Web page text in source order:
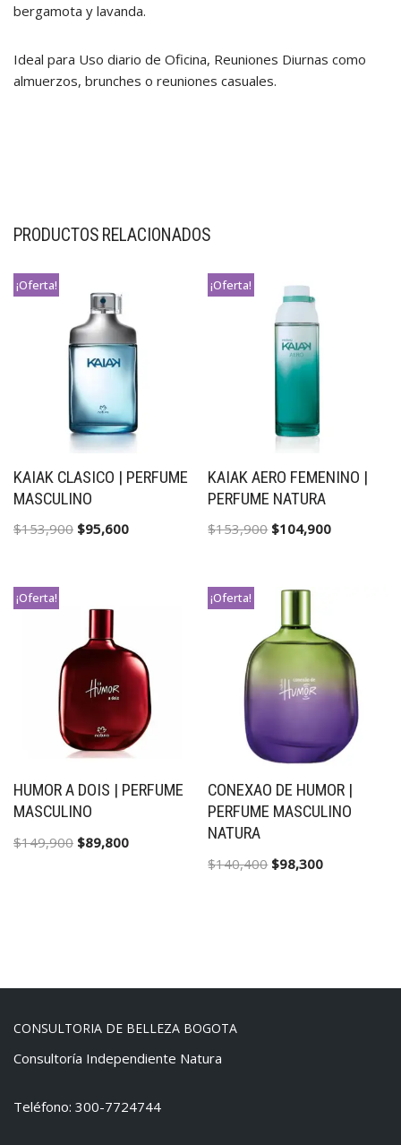
bergamota y lavanda.
Ideal para Uso diario de Oficina, Reuniones Diurnas como
almuerzos, brunches o reuniones casuales.
PRODUCTOS RELACIONADOS
¡Oferta!
KAIAK CLASICO | PERFUME
MASCULINO
$153,900 $95,600
¡Oferta!
KAIAK AERO FEMENINO |
PERFUME NATURA
$153,900 $104,900
¡Oferta!
HUMOR A DOIS | PERFUME
MASCULINO
$149,900 $89,800
¡Oferta!
CONEXAO DE HUMOR |
PERFUME MASCULINO
NATURA
$140,400 $98,300
CONSULTORIA DE BELLEZA BOGOTA
Consultoría Independiente Natura
Teléfono: 300-7724744